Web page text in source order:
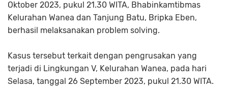
Oktober 2023, pukul 21.30 WITA, Bhabinkamtibmas
Kelurahan Wanea dan Tanjung Batu, Bripka Eben,
berhasil melaksanakan problem solving.
Kasus tersebut terkait dengan pengrusakan yang
terjadi di Lingkungan V, Kelurahan Wanea, pada hari
Selasa, tanggal 26 September 2023, pukul 21.30 WITA.